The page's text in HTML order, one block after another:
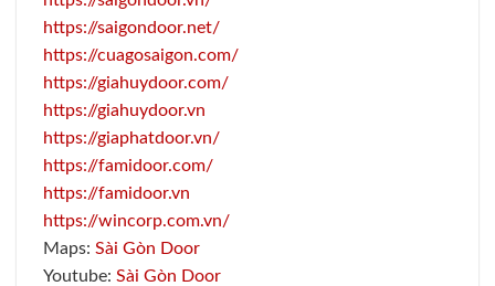
https://saigondoor.net/
https://cuagosaigon.com/
https://giahuydoor.com/
https://giahuydoor.vn
https://giaphatdoor.vn/
https://famidoor.com/
https://famidoor.vn
https://wincorp.com.vn/
Maps: Sài Gòn Door
Youtube: Sài Gòn Door